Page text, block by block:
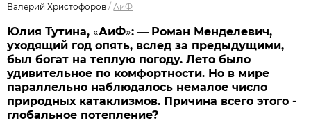
Валерий Христофоров / АиФ
Юлия Тутина, «АиФ»:— Роман Менделевич,
уходящий год опять, вслед за предыдущими,
был богат на теплую погоду. Лето было
удивительное по комфортности. Но в мире
параллельно наблюдалось немалое число
природных катаклизмов. Причина всего этого -
глобальное потепление?